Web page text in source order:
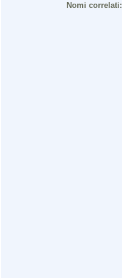
Nomi correlati: